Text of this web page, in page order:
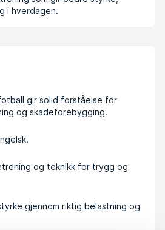
i hverdagen.
gir solid forståelse for
og skadeforebygging.
og teknikk for trygg og
gjennom riktig belastning og